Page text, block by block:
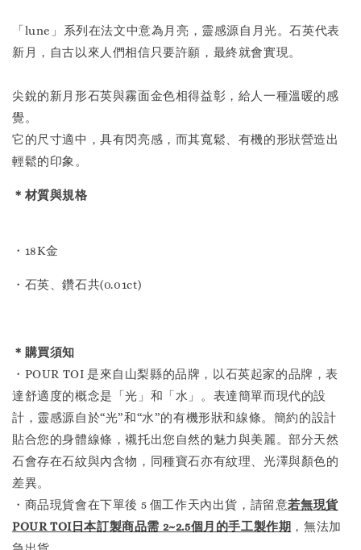
「lune」系列在法文中意為月亮，靈感源自月光。石英代表
新月，自古以來人們相信只要許願，最終就會實現。
尖銳的新月形石英與霧面金色相得益彰，給人一種溫暖的感
覺。
它的尺寸適中，具有閃亮感，而其寬鬆、有機的形狀營造出
輕鬆的印象。
＊材質與規格
・18K金
・石英、鑽石共(0.01ct)
＊購買須知
・POUR TOI 是來自山梨縣的品牌，以石英起家的品牌，表
達舒適度的概念是「光」和「水」。表達簡單而現代的設
計，靈感源自於“光”和“水”的有機形狀和線條。簡約的設計
貼合您的身體線條，襯托出您自然的魅力與美麗。部分天然
石會存在石紋與內含物，同種寶石亦有紋理、光澤與顏色的
差異。
・商品現貨會在下單後 5 個工作天內出貨，請留意若無現貨
POUR TOI日本訂製商品需 2~2.5個月的手工製作期 ，無法加